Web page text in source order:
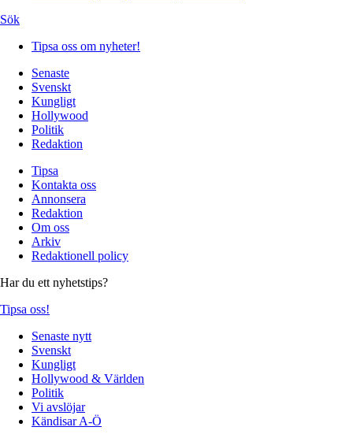
Sök
Tipsa oss om nyheter!
Senaste
Svenskt
Kungligt
Hollywood
Politik
Redaktion
Tipsa
Kontakta oss
Annonsera
Redaktion
Om oss
Arkiv
Redaktionell policy
Har du ett nyhetstips?
Tipsa oss!
Senaste nytt
Svenskt
Kungligt
Hollywood & Världen
Politik
Vi avslöjar
Kändisar A-Ö